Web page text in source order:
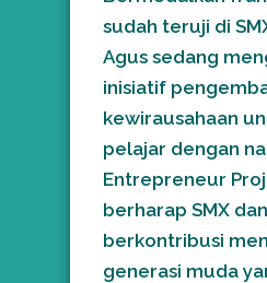
sudah teruji di
Agus sedang
inisiatif
kewirausahaan
pelajar dengan
Entrepreneur
berharap SMX
berkontribusi
generasi muda